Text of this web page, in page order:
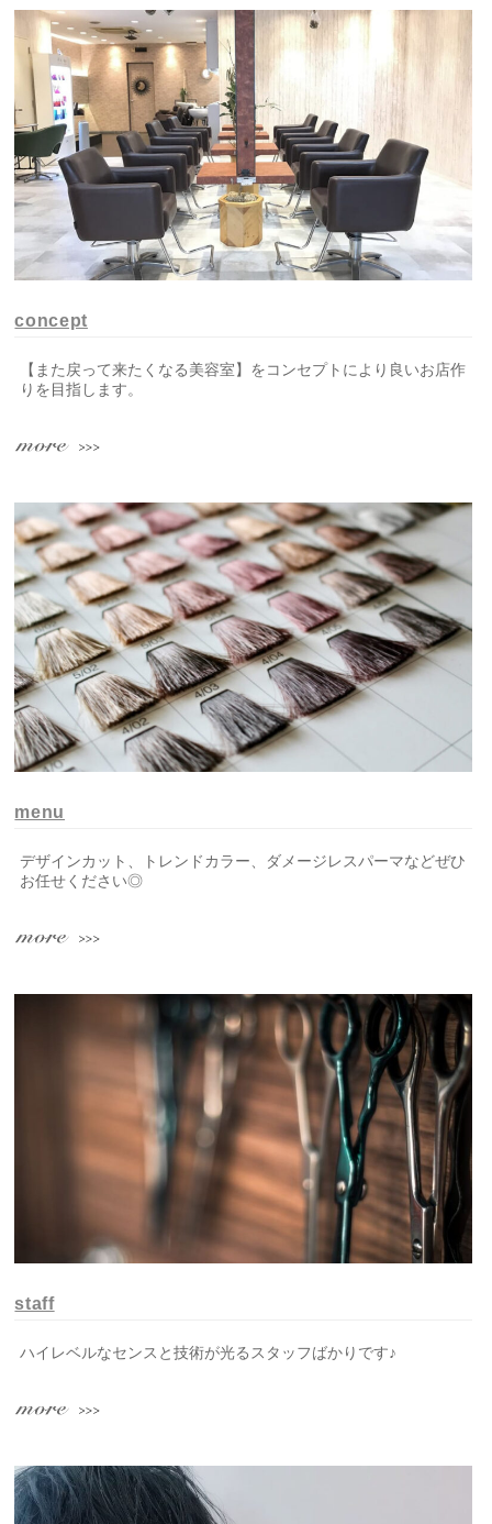
concept
【また戻って来たくなる美容室】をコンセプトにより良いお店作
りを目指します。
menu
デザインカット、トレンドカラー、ダメージレスパーマなどぜひ
お任せください◎
staff
ハイレベルなセンスと技術が光るスタッフばかりです♪